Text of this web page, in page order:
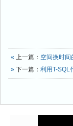
« 上一篇： 空间换时间
» 下一篇： 利用T-SQL